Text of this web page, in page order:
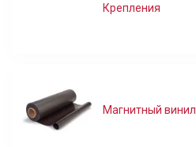
Крепления
Магнитный винил